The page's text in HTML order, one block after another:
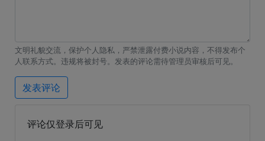
文明礼貌交流，保护个人隐私，严禁泄露付费小说内容，不得发布个
人联系方式。违规将被封号。发表的评论需待管理员审核后可见。
发表评论
评论仅登录后可见